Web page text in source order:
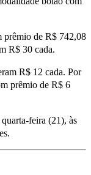
prêmio de R$ 742,08
R$ 30 cada.
R$ 12 cada. Por
prêmio de R$ 6
feira (21), às